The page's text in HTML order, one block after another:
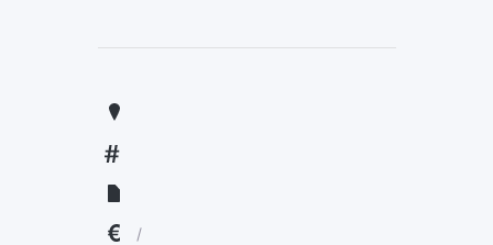
FIRMY
/